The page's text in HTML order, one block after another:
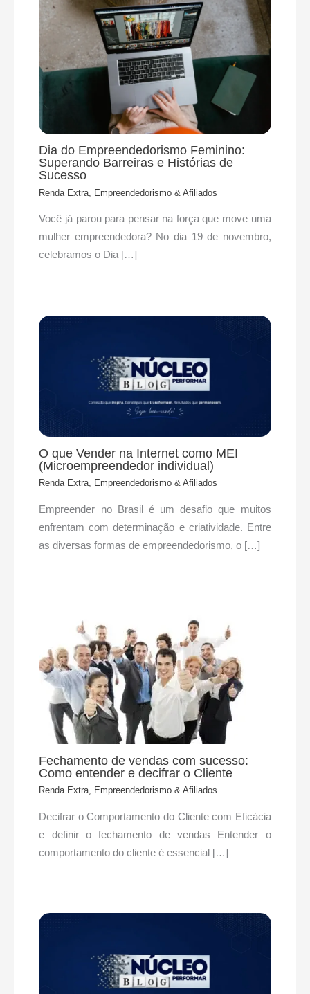
Dia do Empreendedorismo Feminino:
Superando Barreiras e Histórias de
Sucesso
Renda Extra, Empreendedorismo & Afiliados
Você já parou para pensar na força que move uma
mulher empreendedora? No dia 19 de novembro,
celebramos o Dia […]
O que Vender na Internet como MEI
(Microempreendedor individual)
Renda Extra, Empreendedorismo & Afiliados
Empreender no Brasil é um desafio que muitos
enfrentam com determinação e criatividade. Entre
as diversas formas de empreendedorismo, o […]
Fechamento de vendas com sucesso:
Como entender e decifrar o Cliente
Renda Extra, Empreendedorismo & Afiliados
Decifrar o Comportamento do Cliente com Eficácia
e definir o fechamento de vendas Entender o
comportamento do cliente é essencial […]